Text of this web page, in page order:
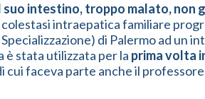
intestino, troppo malato, non
intraepatica familiare
di Palermo ad un
è stata utilizzata per la prima volta
cui faceva parte anche il professore